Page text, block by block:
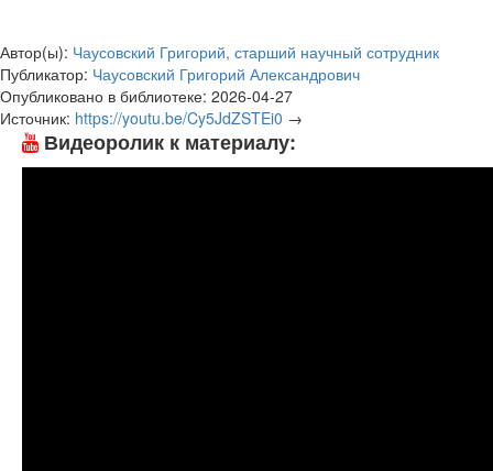
Автор(ы): Чаусовский Григорий, старший научный сотрудник
Публикатор: Чаусовский Григорий Александрович
Опубликовано в библиотеке: 2026-04-27
Источник: https://youtu.be/Cy5JdZSTEi0 →
Видеоролик к материалу: